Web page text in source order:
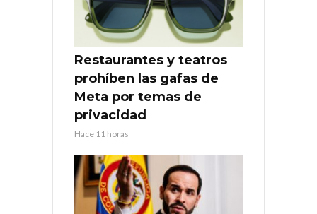
Restaurantes y teatros
prohíben las gafas de
Meta por temas de
privacidad
Hace 11 horas